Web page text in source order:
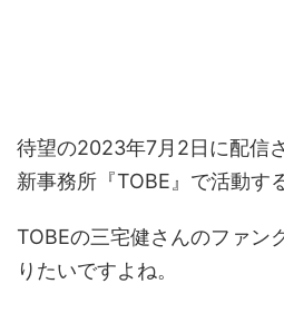
待望の2023年7月2日に配信
新事務所『TOBE』で活動す
TOBEの三宅健さんのファン
りたいですよね。